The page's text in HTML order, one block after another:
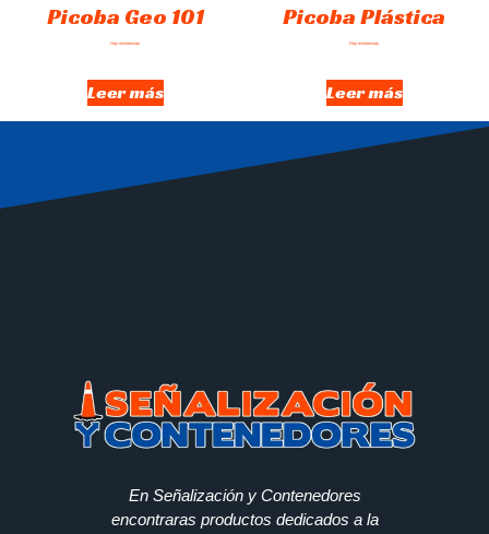
Picoba Geo 101
Hay existencias
Leer más
Picoba Plástica
Hay existencias
Leer más
En Señalización y Contenedores
encontraras productos dedicados a la